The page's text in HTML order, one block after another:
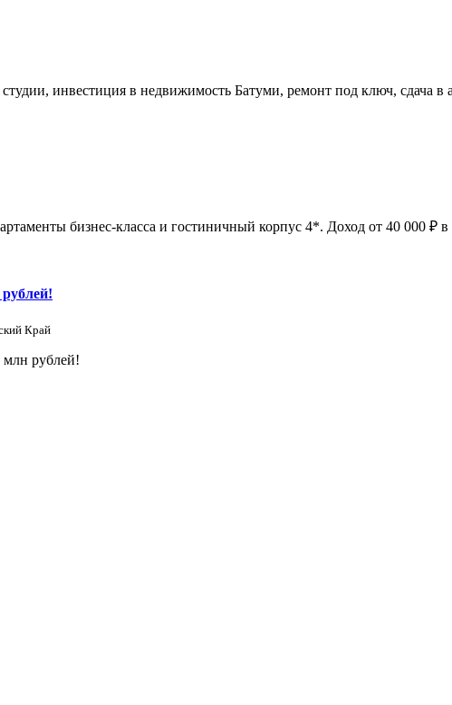
инвестиция в недвижимость Батуми, ремонт под ключ, сдача в
бизнес-класса и гостиничный корпус 4*. Доход от 40 000 ₽ в
Край
рублей!